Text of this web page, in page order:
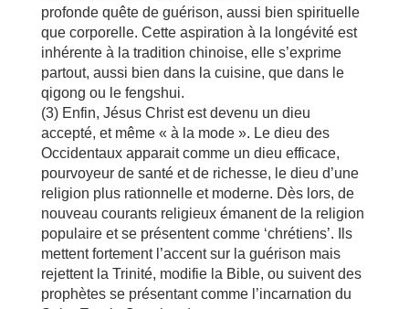
profonde quête de guérison, aussi bien spirituelle
que corporelle. Cette aspiration à la longévité est
inhérente à la tradition chinoise, elle s’exprime
partout, aussi bien dans la cuisine, que dans le
qigong ou le fengshui.
(3) Enfin, Jésus Christ est devenu un dieu
accepté, et même « à la mode ». Le dieu des
Occidentaux apparait comme un dieu efficace,
pourvoyeur de santé et de richesse, le dieu d’une
religion plus rationnelle et moderne. Dès lors, de
nouveau courants religieux émanent de la religion
populaire et se présentent comme ‘chrétiens’. Ils
mettent fortement l’accent sur la guérison mais
rejettent la Trinité, modifie la Bible, ou suivent des
prophètes se présentant comme l’incarnation du